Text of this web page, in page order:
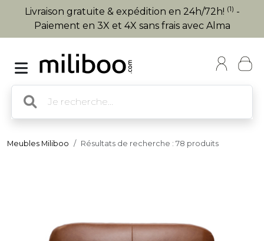
Livraison gratuite & expédition en 24h/72h! (1) -
Paiement en 3X et 4X sans frais avec Alma
Meubles Miliboo Résultats de recherche : 78 produits